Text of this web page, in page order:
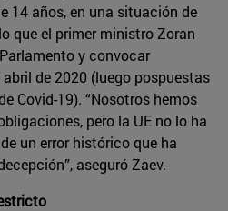
14 años, en una situación de
que el primer ministro Zoran
y convocar
de 2020 (luego pospuestas
Covid-19). “Nosotros hemos
pero la UE no lo ha
un error histórico que ha
aseguró Zaev.